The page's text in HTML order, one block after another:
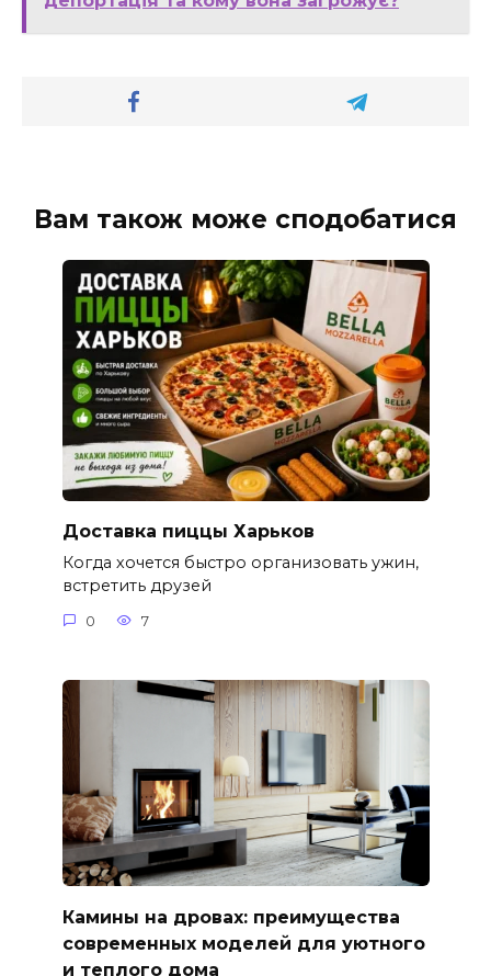
Вам також може сподобатися
Доставка пиццы Харьков
Когда хочется быстро организовать ужин,
встретить друзей
0 7
Камины на дровах: преимущества
современных моделей для уютного
и теплого дома